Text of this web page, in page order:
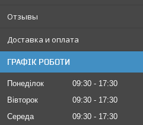
Отзывы
Доставка и оплата
ГРАФІК РОБОТИ
Понеділок 09:30
17:30
Вівторок
09:30
17:30
Середа
09:30
17:30